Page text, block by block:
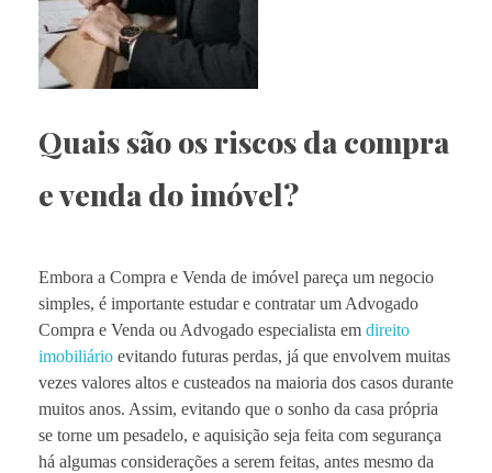
Quais são os riscos da compra
e venda do imóvel?
Embora a Compra e Venda de imóvel pareça um negocio
simples, é importante estudar e contratar um Advogado
Compra e Venda ou Advogado especialista em direito
imobiliário evitando futuras perdas, já que envolvem muitas
vezes valores altos e custeados na maioria dos casos durante
muitos anos. Assim, evitando que o sonho da casa própria
se torne um pesadelo, e aquisição seja feita com segurança
há algumas considerações a serem feitas, antes mesmo da